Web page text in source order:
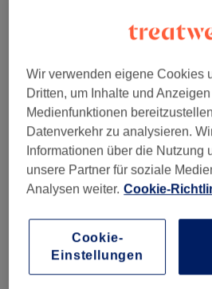
Die Boos
Wir verwenden eigene Cookies
Dritten, um Inhalte und
Medienfunktionen
Datenverkehr zu analysieren.
Informationen über die Nutzung
unsere Partner für soziale
Analysen weiter. Cookie-
Cookie-
Einstellungen